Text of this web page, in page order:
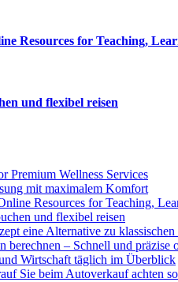
Resources for Teaching,
und flexibel reisen
Premium Wellness Services
mit maximalem Komfort
Resources for Teaching,
und flexibel reisen
eine Alternative zu klassischen
berechnen – Schnell und präzise
Wirtschaft täglich im Überblick
Sie beim Autoverkauf achten